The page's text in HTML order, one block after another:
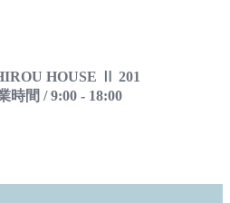
HOUSE Ⅱ 201
時間 / 9:00 - 18:00